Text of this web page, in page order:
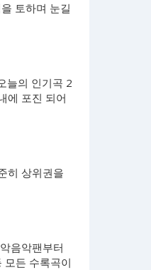
토하며 눈길
늘의 인기곡 2
에 포진 되어
히 상위권을
음악팬부터
모든 수록곡이